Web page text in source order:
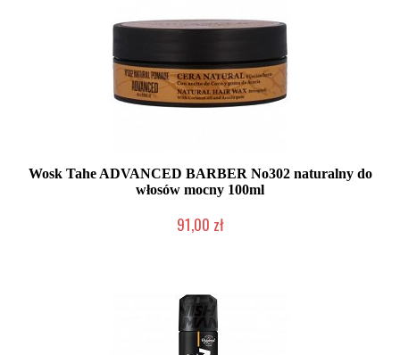
Wosk Tahe ADVANCED BARBER No302 naturalny do
włosów mocny 100ml
91,00 zł